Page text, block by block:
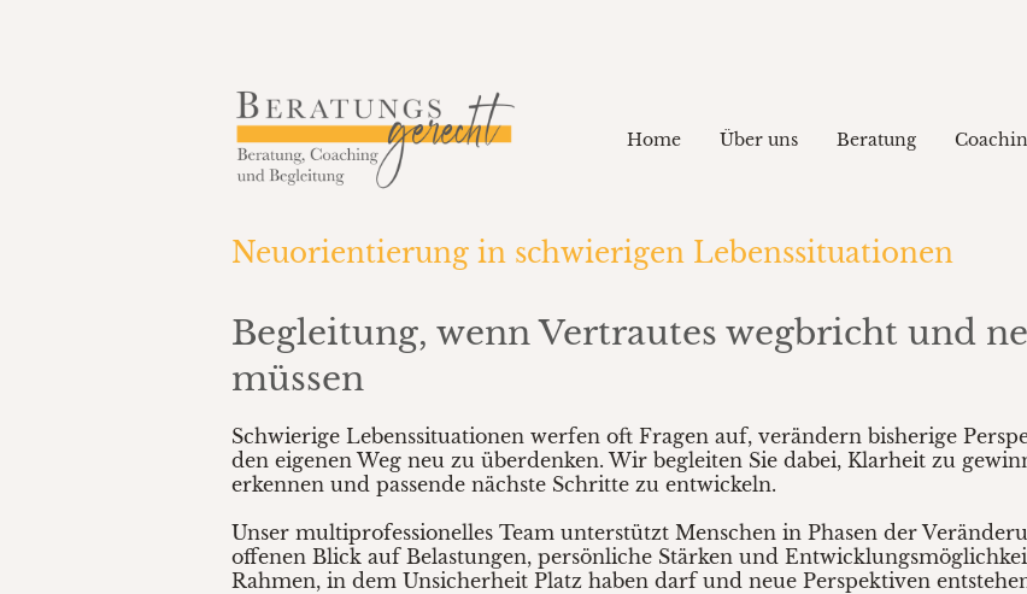
Home Über uns Beratung
Neuorientierung in schwierigen Lebenssituationen
Schwierige Lebenssituationen werfen oft Fragen auf, verändern bisherige
den eigenen Weg neu zu überdenken. Wir begleiten Sie dabei, Klarheit zu
erkennen und passende nächste Schritte zu entwickeln.
Unser multiprofessionelles Team unterstützt Menschen in Phasen der
offenen Blick auf Belastungen, persönliche Stärken und
Rahmen, in dem Unsicherheit Platz haben darf und neue Perspektiven
Begleitung, wenn Vertrautes wegbricht und
müssen